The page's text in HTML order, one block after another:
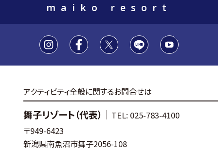
maiko resort
アクティビティ全般に関するお問合せは
舞子リゾート（代表）｜ TEL: 025-783-4100
〒949-6423
新潟県南魚沼市舞子2056-108